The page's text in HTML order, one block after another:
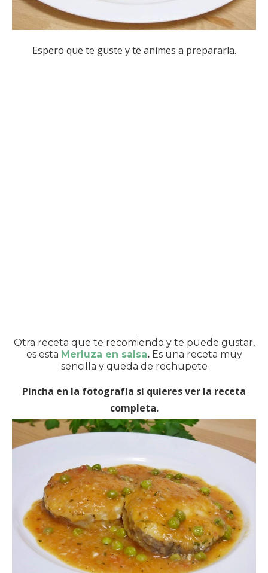
Espero que te guste y te animes a prepararla.
Otra receta que te recomiendo y te puede gustar,
es esta Merluza en salsa.Es una receta muy
sencilla y queda de rechupete
Pincha en la fotografía si quieres ver la receta
completa.